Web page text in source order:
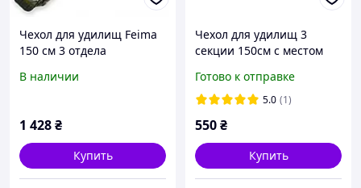
Чехол для удилищ Feima
150 см 3 отдела
В наличии
1 428₴
Купить
Чехол для удилищ 3
секции 150см с местом
Готово к отправке
5.0 (1)
550₴
Купить